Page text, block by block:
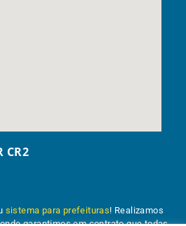
CR2
sistema para prefeituras! Realizamos
garantimos em contrato que todas